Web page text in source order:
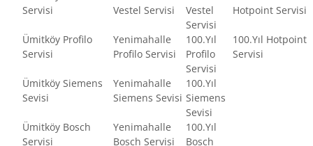
Servisi
Vestel Servisi
Vestel
Servisi
Hotpoint Servisi
Ümitköy Profilo
Servisi
Yenimahalle
Profilo Servisi
100.Yıl
Profilo
Servisi
100.Yıl Hotpoint
Servisi
Ümitköy Siemens
Sevisi
Yenimahalle
Siemens Sevisi
100.Yıl
Siemens
Sevisi
Ümitköy Bosch
Servisi
Yenimahalle
Bosch Servisi
100.Yıl
Bosch